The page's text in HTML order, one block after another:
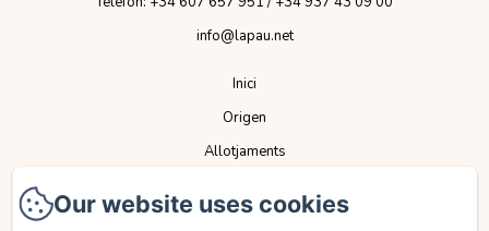
info@lapau.net
Inici
Origen
Allotjaments
Serveis
Our website uses cookies